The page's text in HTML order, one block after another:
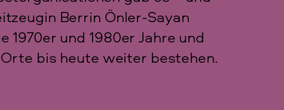
Berrin Önler-Sayan
und 1980er Jahre und
bis heute weiter bestehen.